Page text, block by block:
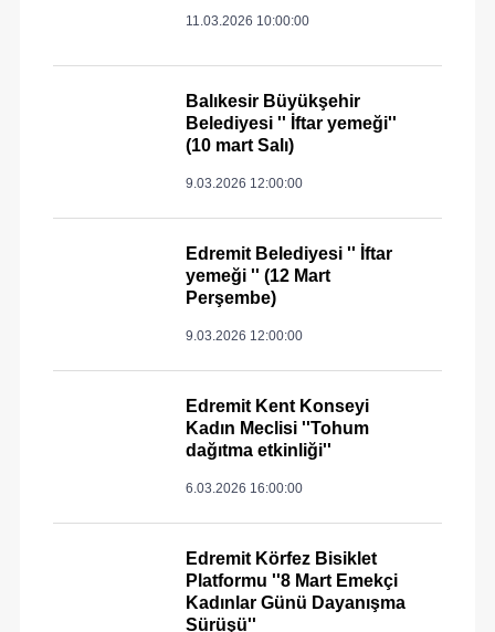
11.03.2026 10:00:00
Balıkesir Büyükşehir
Belediyesi '' İftar yemeği''
(10 mart Salı)
9.03.2026 12:00:00
Edremit Belediyesi '' İftar
yemeği '' (12 Mart
Perşembe)
9.03.2026 12:00:00
Edremit Kent Konseyi
Kadın Meclisi ''Tohum
dağıtma etkinliği''
6.03.2026 16:00:00
Edremit Körfez Bisiklet
Platformu ''8 Mart Emekçi
Kadınlar Günü Dayanışma
Sürüşü''